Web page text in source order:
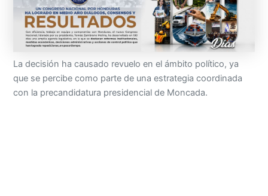
La decisión ha causado revuelo en el ámbito político, ya
que se percibe como parte de una estrategia coordinada
con la precandidatura presidencial de Moncada.